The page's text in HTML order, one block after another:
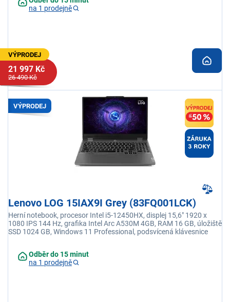
na 1 prodejně
VÝPRODEJ
21 997 Kč
26 490 Kč
VÝPRODEJ
Lenovo LOG 15IAX9I Grey (83FQ001LCK)
Herní notebook, procesor Intel i5-12450HX, displej 15,6" 1920 x
1080 IPS 144 Hz, grafika Intel Arc A530M 4GB, RAM 16 GB, úložiště
SSD 1024 GB, Windows 11 Professional, podsvícená klávesnice
Odběr do 15 minut
na 1 prodejně